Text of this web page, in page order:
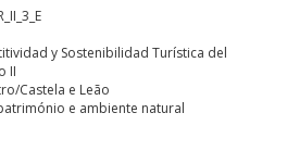
y Sostenibilidad Turística del
II
Castela e Leão
e ambiente natural